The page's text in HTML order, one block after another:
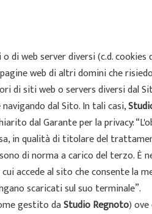
web server diversi (c.d.
web di altri domini che
siti web o servers diversi dal
dal Sito. In tali casi,
dal Garante per la privacy:
in qualità di titolare del
di norma a carico del terzo. È
accede al sito che consente la
scaricati sul suo terminale”.
gestito daStudio Regnoto)